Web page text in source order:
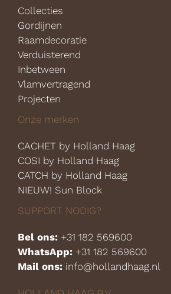
Collecties
Gordijnen
Raamdecoratie
Verduisterend
Inbetween
Vlamvertragend
Projecten
Onze merken
CACHET by Holland Haag
COSI by Holland Haag
CATCH by Holland Haag
NIEUW! Sun Block
SUPPORT NODIG?
Bel ons: +31 182 569600
WhatsApp: +31 182 569600
Mail ons: info@hollandhaag.nl